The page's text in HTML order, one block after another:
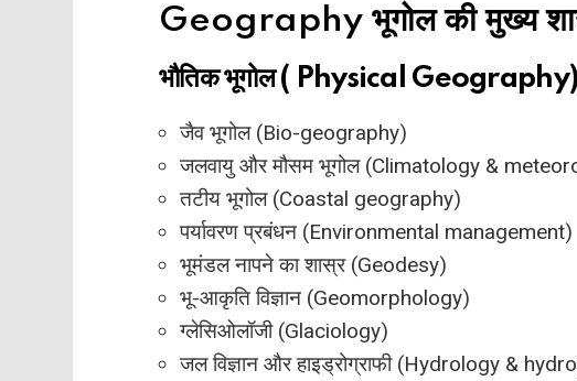
Geography भूगोल की मुख्य
भौतिक भूगोल ( Physical Geography)
जैव भूगोल (Bio-geography)
जलवायु और मौसम भूगोल (Climatology &
तटीय भूगोल (Coastal geography)
पर्यावरण प्रबंधन (Environmental management)
भूमंडल नापने का शास्र (Geodesy)
भू-आकृति विज्ञान (Geomorphology)
ग्लेसिओलॉजी (Glaciology)
जल विज्ञान और हाइड्रोग्राफी (Hydrology &